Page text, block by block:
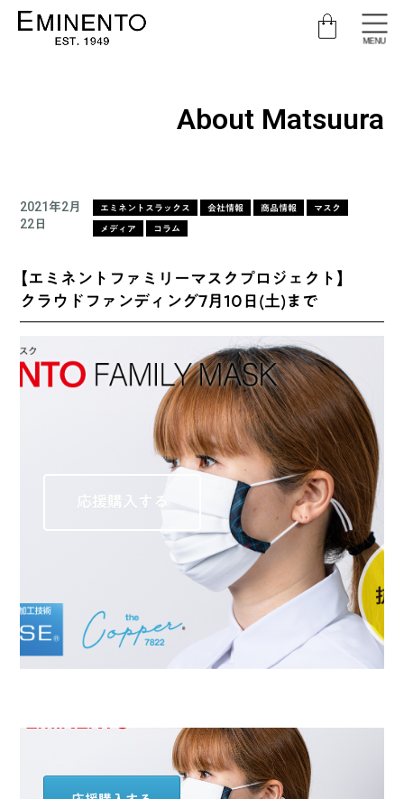
MENU
About Matsuura
2021年2月
22日
エミネントスラックス 会社情報 商品情報 マスク
メディア コラム
【エミネントファミリーマスクプロジェクト】
クラウドファンディング7月10日(土)まで
応援購入する